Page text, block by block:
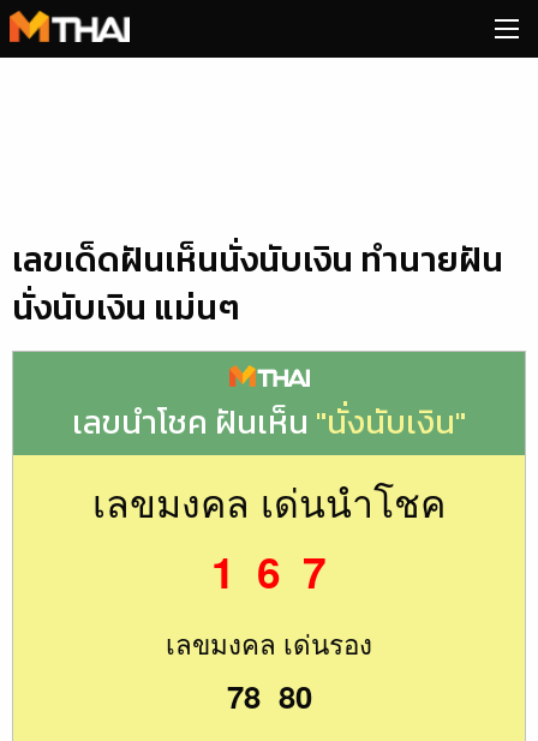
Skip
to
เลขเด็ดฝันเห็นนั่งนับเงิน ทำนายฝัน
นั่งนับเงิน แม่นๆ
เลขนำโชค ฝันเห็น "นั่งนับเงิน"
เลขมงคล เด่นนำโชค
1 6 7
เลขมงคล เด่นรอง
78 80